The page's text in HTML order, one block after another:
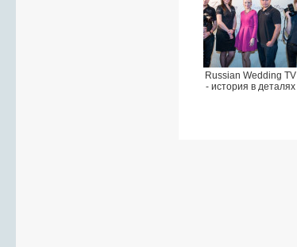
Russian Wedding TV
- история в деталях